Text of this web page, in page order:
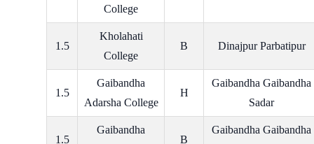
College
1.5
Kholahati
College
B Dinajpur Parbatipur
1.5
Gaibandha
Adarsha College
H
Gaibandha Gaibandha
Sadar
1.5
Gaibandha
B
Gaibandha Gaibandha